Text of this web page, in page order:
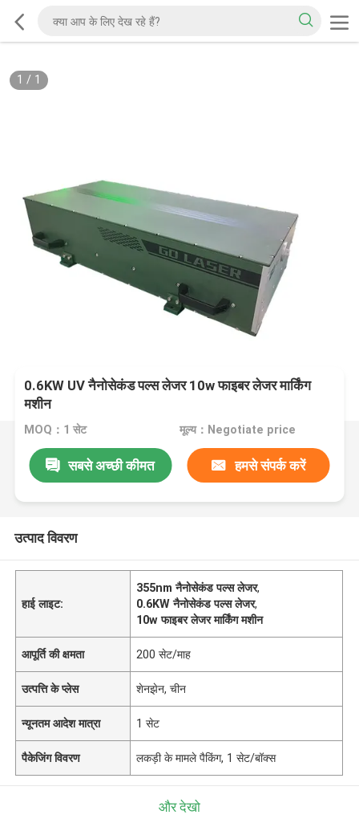
1 / 1
0.6KW UV नैनोसेकंड पल्स लेजर 10w फाइबर लेजर मार्किंग
मशीन
MOQ：1 सेट मूल्य：Negotiate price
सबसे अच्छी कीमत हमसे संपर्क करें
उत्पाद विवरण
हाई लाइट:
355nm नैनोसेकंड पल्स लेजर,
0.6KW नैनोसेकंड पल्स लेजर,
10w फाइबर लेजर मार्किंग मशीन
आपूर्ति की क्षमता 200 सेट/माह
उत्पत्ति के प्लेस शेनझेन, चीन
न्यूनतम आदेश मात्रा 1 सेट
पैकेजिंग विवरण लकड़ी के मामले पैकिंग, 1 सेट/बॉक्स
और देखो